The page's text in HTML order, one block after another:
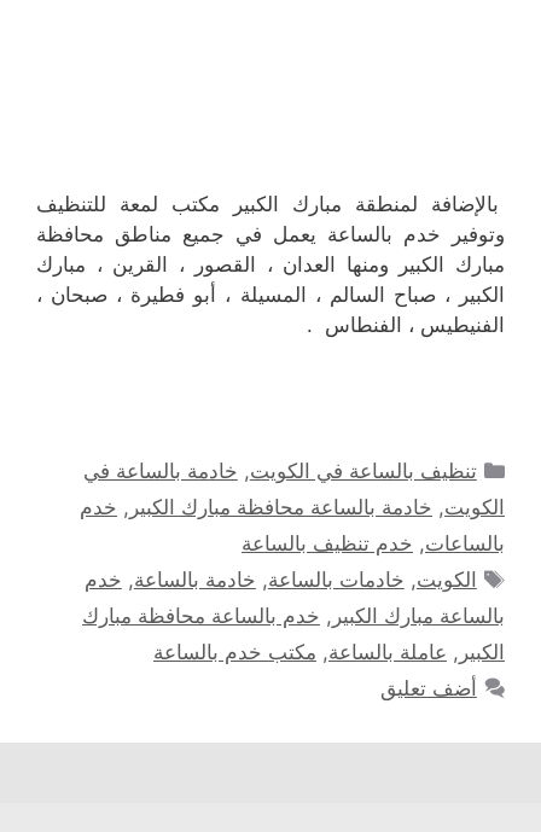
بالإضافة لمنطقة مبارك الكبير مكتب لمعة للتنظيف
وتوفير خدم بالساعة يعمل في جميع مناطق محافظة
مبارك الكبير ومنها العدان ، القصور ، القرين ، مبارك
الكبير ، صباح السالم ، المسيلة ، أبو فطيرة ، صبحان ،
الفنيطيس ، الفنطاس .
التصنيفات
تنظيف بالساعة في الكويت, خادمة بالساعة في
الكويت, خادمة بالساعة محافظة مبارك الكبير , خدم
بالساعات, خدم تنظيف بالساعة
الوسوم
الكويت, خادمات بالساعة, خادمة بالساعة, خدم
بالساعة مبارك الكبير , خدم بالساعة محافظة مبارك
الكبير , عاملة بالساعة, مكتب خدم بالساعة
أضف تعليق